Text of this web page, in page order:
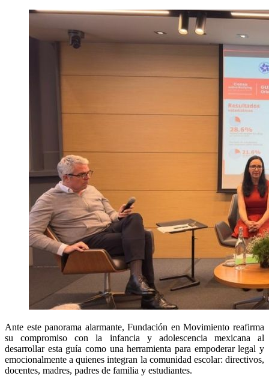
Ante este panorama alarmante, Fundación en Movimiento reafirma
su compromiso con la infancia y adolescencia mexicana al
desarrollar esta guía como una herramienta para empoderar legal y
emocionalmente a quienes integran la comunidad escolar: directivos,
docentes, madres, padres de familia y estudiantes.